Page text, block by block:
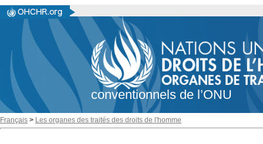
conventionnels de l’ONU
Français > Les organes des traités des droits de l'homme